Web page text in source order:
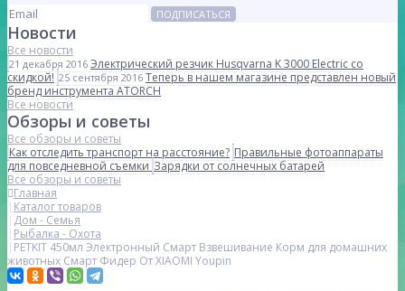
ПОДПИСАТЬСЯ
Новости
Все новости
21 декабря 2016 Электрический резчик Husqvarna K 3000 Electric со
скидкой! 25 сентября 2016 Теперь в нашем магазине представлен новый
бренд инструмента ATORCH
Все новости
Обзоры и советы
Все обзоры и советы
Как отследить транспорт на расстояние? Правильные фотоаппараты
для повседневной съемкиЗарядки от солнечных батарей
Все обзоры и советы
Главная
Каталог товаров
Дом - Семья
Рыбалка - Охота
PETKIT 450мл Электронный Смарт Взвешивание Корм для домашних
животных Смарт Фидер От XIAOMI Youpin